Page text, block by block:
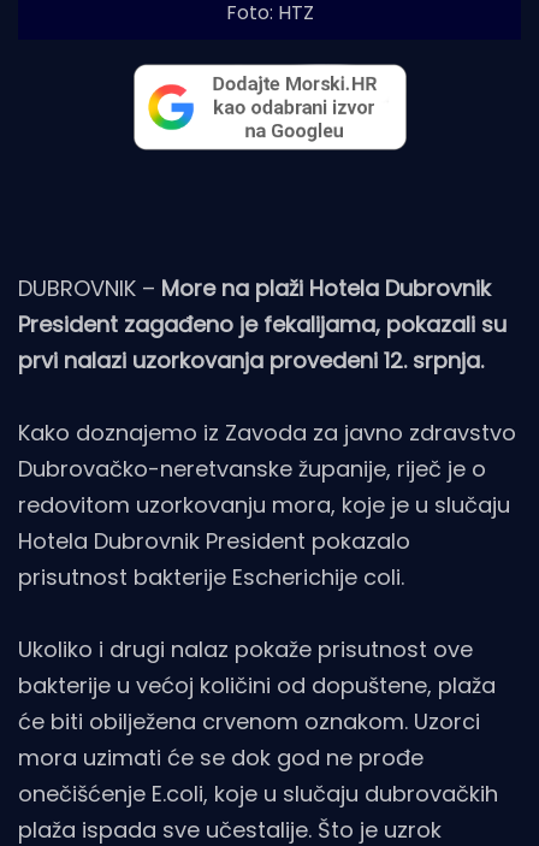
Foto: HTZ
DUBROVNIK – More na plaži Hotela Dubrovnik
President zagađeno je fekalijama, pokazali su
prvi nalazi uzorkovanja provedeni 12. srpnja.
Kako doznajemo iz Zavoda za javno zdravstvo
Dubrovačko-neretvanske županije, riječ je o
redovitom uzorkovanju mora, koje je u slučaju
Hotela Dubrovnik President pokazalo
prisutnost bakterije Escherichije coli.
Ukoliko i drugi nalaz pokaže prisutnost ove
bakterije u većoj količini od dopuštene, plaža
će biti obilježena crvenom oznakom. Uzorci
mora uzimati će se dok god ne prođe
onečišćenje E.coli, koje u slučaju dubrovačkih
plaža ispada sve učestalije. Što je uzrok